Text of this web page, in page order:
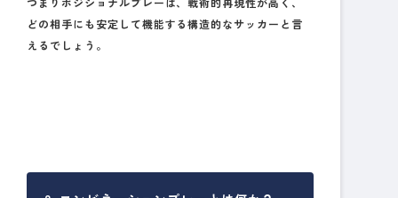
どの相手にも安定して機能する構造的なサッカーと言
えるでしょう。